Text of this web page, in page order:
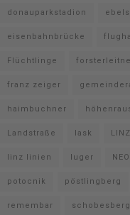
donauparkstadion
eisenbahnbrücke
Flüchtlinge
franz zeiger
haimbuchner
Landstraße lask LINZ
linz linien luger
potocnik pöstlingberg
remembar